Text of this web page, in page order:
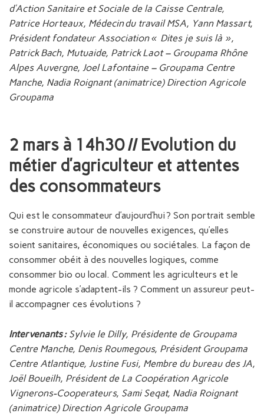
d’Action Sanitaire et Sociale de la Caisse Centrale​,
Patrice Horteaux, Médecin du travail​ MSA, Yann Massart,
Président fondateur Association « Dites je suis là »,
Patrick Bach​, Mutuaide, Patrick Laot​ – Groupama Rhône
Alpes Auvergne, Joel Lafontaine​ – Groupama Centre
Manche, Nadia Roignant (animatrice) Direction Agricole
Groupama
2 mars à 14h30 // Evolution du
métier d’agriculteur et attentes
des consommateurs
Qui est le consommateur d’aujourd’hui ? Son portrait semble
se construire autour de nouvelles exigences, qu’elles
soient sanitaires, économiques ou sociétales. La façon de
consommer obéit à des nouvelles logiques, comme
consommer bio ou local. Comment les agriculteurs et le
monde agricole s’adaptent-ils ? Comment un assureur peut-
il accompagner ces évolutions ?
Intervenants : Sylvie le Dilly, Présidente de Groupama
Centre Manche, Denis Roumegous, Président Groupama
Centre Atlantique, Justine Fusi, Membre du bureau des JA,
Joël Boueilh, Président de La Coopération Agricole
Vignerons-Cooperateurs, Sami Seqat, Nadia Roignant
(animatrice) Direction Agricole Groupama